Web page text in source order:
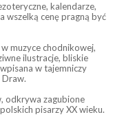
kalendarze,
wszelką cenę pragną być
muzyce chodnikowej,
ilustracje, bliskie
w tajemniczy
Draw.
odkrywa zagubione
pisarzy XX wieku.